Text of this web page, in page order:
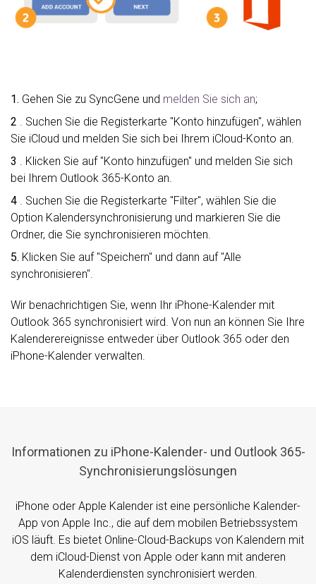
1. Gehen Sie zu SyncGene und melden Sie sich an;
2 . Suchen Sie die Registerkarte "Konto hinzufügen", wählen
Sie iCloud und melden Sie sich bei Ihrem iCloud-Konto an.
3 . Klicken Sie auf "Konto hinzufügen" und melden Sie sich
bei Ihrem Outlook 365-Konto an.
4 . Suchen Sie die Registerkarte "Filter", wählen Sie die
Option Kalendersynchronisierung und markieren Sie die
Ordner, die Sie synchronisieren möchten.
5. Klicken Sie auf "Speichern" und dann auf "Alle
synchronisieren".
Wir benachrichtigen Sie, wenn Ihr iPhone-Kalender mit
Outlook 365 synchronisiert wird. Von nun an können Sie Ihre
Kalenderereignisse entweder über Outlook 365 oder den
iPhone-Kalender verwalten.
Informationen zu iPhone-Kalender- und Outlook 365-
Synchronisierungslösungen
iPhone oder Apple Kalender ist eine persönliche Kalender-
App von Apple Inc., die auf dem mobilen Betriebssystem
iOS läuft. Es bietet Online-Cloud-Backups von Kalendern mit
dem iCloud-Dienst von Apple oder kann mit anderen
Kalenderdiensten synchronisiert werden.